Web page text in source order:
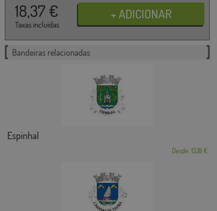
18,37 €
Taxas incluídas
Bandeiras relacionadas
Espinhal
Desde: 13,18 €